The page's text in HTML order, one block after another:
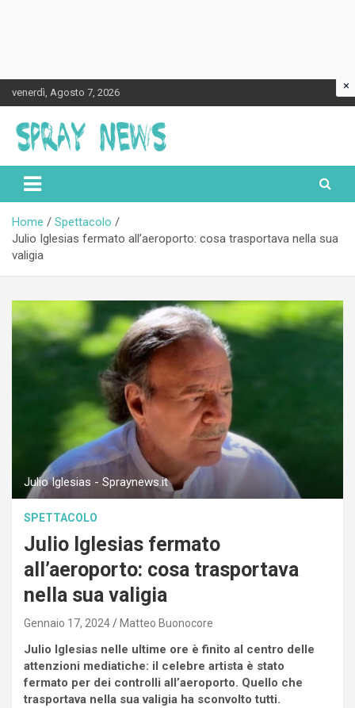
to
content
venerdì, Agosto 7, 2026
Spraynews.it
Home
Spettacolo
Julio Iglesias fermato all’aeroporto: cosa trasportava nella sua
valigia
Julio Iglesias - Spraynews.it
SPETTACOLO
Julio Iglesias fermato
all’aeroporto: cosa trasportava
nella sua valigia
Gennaio 17, 2024 Matteo Buonocore
Julio Iglesias nelle ultime ore è finito al centro delle
attenzioni mediatiche: il celebre artista è stato
fermato per dei controlli all’aeroporto. Quello che
trasportava nella sua valigia ha sconvolto tutti.
×